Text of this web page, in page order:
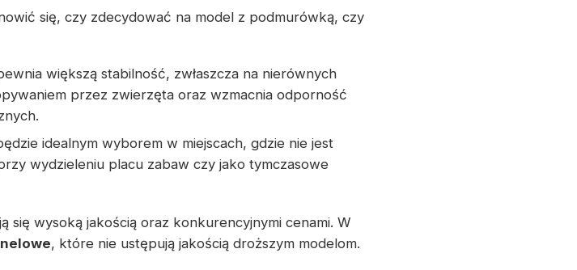
się, czy zdecydować na model z podmurówką, czy
większą stabilność, zwłaszcza na nierównych
przez zwierzęta oraz wzmacnia odporność
idealnym wyborem w miejscach, gdzie nie jest
wydzieleniu placu zabaw czy jako tymczasowe
wysoką jakością oraz konkurencyjnymi cenami. W
, które nie ustępują jakością droższym modelom.